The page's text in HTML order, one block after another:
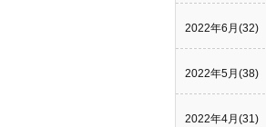
2022年6月(32)
2022年5月(38)
2022年4月(31)